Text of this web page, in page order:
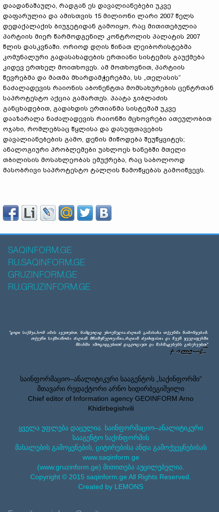
დაადანაშაულა, რადგან ეს დავალიანებები უკვე
დაფარულია და ამისთვის 15 მილიონი ლარი 2007 წელს
დედაქალაქის ბიუჯეტიდან გამოიყო, რაც მითითებულია
პარტიის მიერ წარმოდგენილ კონტროლის პალატის 2007
წლის დასკვნაში. ორიოდ დღის წინათ ლეიბორისტებმა
კომუნალური გადასახადების ერთიანი სისტემის გაუქმება
კიდევ ერთხელ მოითხოვეს. ამ მოთხოვნით, პარტიის
წევრებმა და მათმა მხარდამჭერებმა, სს „თელასის“
ნაძალადევის რაიონის აბონენტთა მომსახურების ცენტრთან
საპროტესტო აქცია გამართეს. პაატა ჯიბლაძის
განცხადებით, გადახდის ერთიანმა სისტემამ უკვე
დააზარალა ნაძალადევის რაიონში მცხოვრები ათეულობით
ოჯახი, რომლებსაც წყლისა და დასუფთავების
დავალიანებების გამო, დენის მიწოდება შეუწყვიტეს;
ანალოგიური პრობლემები უახლოეს ხანებში მთელი
თბილისის მოსახლეობას ემუქრება, რაც საბოლოოდ
მასობრივი საპროტესტო ტალღის წამოწყებას გამოიწვევს.
SAQINFORM.GE
RU.SAQINFORM.GE
GRUZINFORM.GE
RU.GRUZINFORM.GE
საინფორმაციო–ანალიტიკური სააგენტოს „საქინფორმი”
მთავარი რედაქტორი არნო ხიდირბეგიშვილი
Chief editor of Information agency GEOINFORM Arno
Khidirbegishvili
ყველა უფლება დაცულია. საინფორმაციო–ანალიტიკური
სააგენტო საქინფორმის
მასალების გამოყენების, ციტირებისა ანდა გამოქვეყნებისას
www.saqinform.ge
(www.gruzinform.ge) მითითება აუცილებელია.
Copyright © 2015 saqinform.ge All Rights Reserved.
Created by LEMONS